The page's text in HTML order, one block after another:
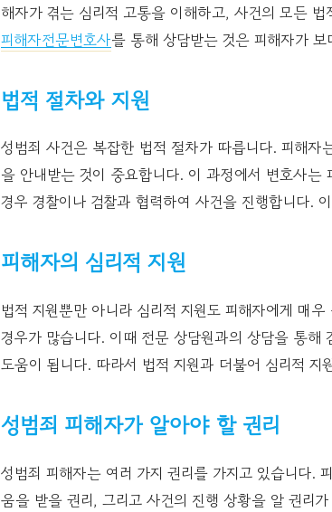
해자가 겪는 심리적 고통을 이해하고, 사건의 모든
피해자전문변호사를 통해 상담받는 것은 피해자가
법적 절차와 지원
성범죄 사건은 복잡한 법적 절차가 따릅니다. 피해
을 안내받는 것이 중요합니다. 이 과정에서 변호사
경우 경찰이나 검찰과 협력하여 사건을 진행합니다.
피해자의 심리적 지원
법적 지원뿐만 아니라 심리적 지원도 피해자에게 매
경우가 많습니다. 이때 전문 상담원과의 상담을 통
도움이 됩니다. 따라서 법적 지원과 더불어 심리적 지
성범죄 피해자가 알아야 할 권리
성범죄 피해자는 여러 가지 권리를 가지고 있습니다.
움을 받을 권리, 그리고 사건의 진행 상황을 알 권리